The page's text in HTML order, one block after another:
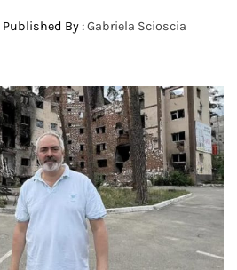
Published By :Gabriela Scioscia